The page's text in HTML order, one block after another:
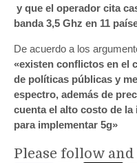
y que el operador cita
banda 3,5 Ghz en 11
De acuerdo a los
«existen conflictos en el
de políticas públicas y
espectro, además de
cuenta el alto costo de
para implementar 5g»
Please follow